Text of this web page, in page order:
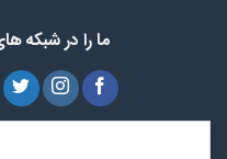
ما را در شبکه